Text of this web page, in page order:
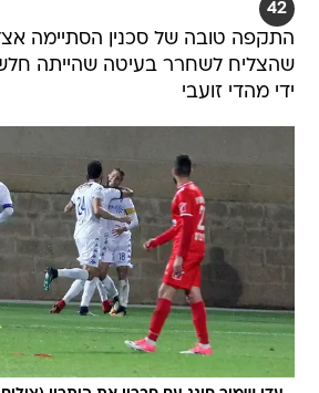
42
התקפה טובה של סכנין הסתיימה
שהצליח לשחרר בעיטה שהייתה
ידי מהדי זועבי